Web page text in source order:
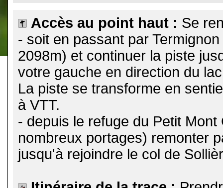
Accès au point haut : Se
- soit en passant par
2098m) et continuer la piste
votre gauche en direction du
La piste se transforme en
à VTT.
- depuis le refuge du Petit
nombreux portages) remonter
jusqu'à rejoindre le col de